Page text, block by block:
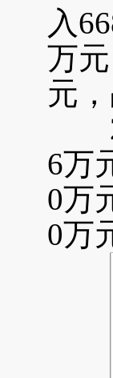
入
万
元
6万
0万
0万